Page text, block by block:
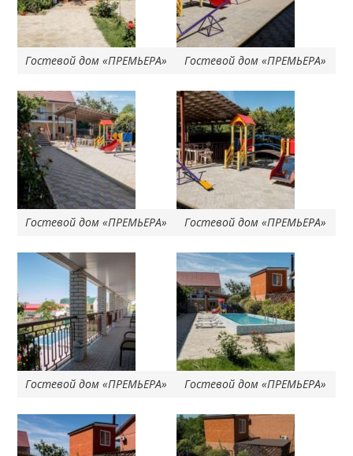
Гостевой дом «ПРЕМЬЕРА» Гостевой дом «ПРЕМЬЕРА»
Гостевой дом «ПРЕМЬЕРА» Гостевой дом «ПРЕМЬЕРА»
Гостевой дом «ПРЕМЬЕРА» Гостевой дом «ПРЕМЬЕРА»